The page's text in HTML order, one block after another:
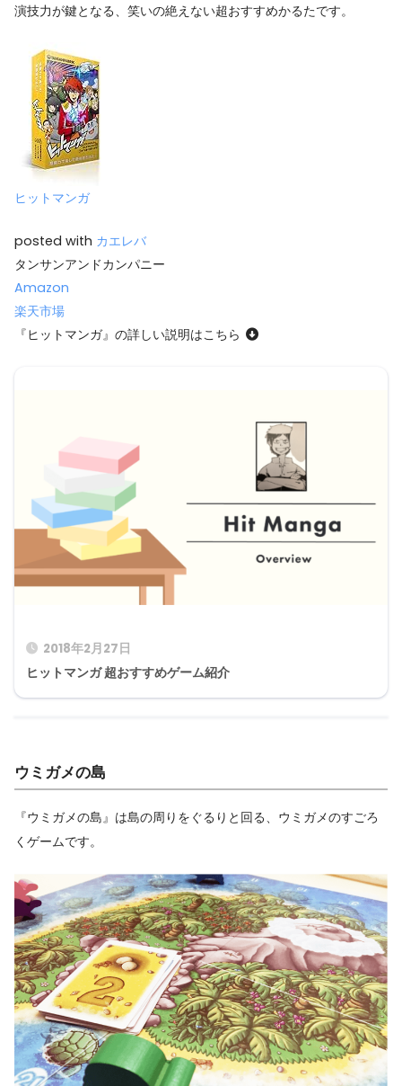
演技力が鍵となる、笑いの絶えない超おすすめかるたです。
ヒットマンガ
posted with カエレバ
タンサンアンドカンパニー
Amazon
楽天市場
『ヒットマンガ』の詳しい説明はこちら
2018年2月27日
ヒットマンガ 超おすすめゲーム紹介
ウミガメの島
『ウミガメの島』は島の周りをぐるりと回る、ウミガメのすごろ
くゲームです。